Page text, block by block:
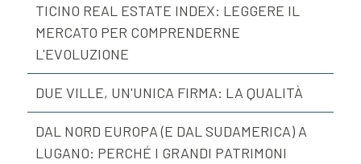
TICINO REAL ESTATE INDEX: LEGGERE IL
MERCATO PER COMPRENDERNE
L'EVOLUZIONE
DUE VILLE, UN'UNICA FIRMA: LA QUALITÀ
DAL NORD EUROPA (E DAL SUDAMERICA) A
LUGANO: PERCHÉ I GRANDI PATRIMONI